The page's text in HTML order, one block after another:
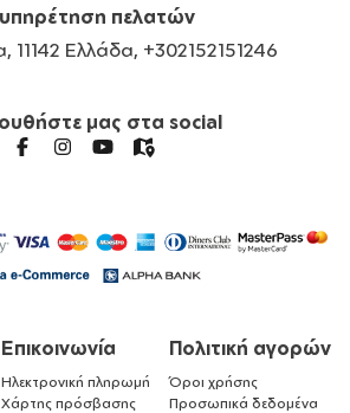
πελατών
11142 Ελλάδα, +302152151246
μας στα social
Επικοινωνία
Ηλεκτρονική πληρωμή
Χάρτης πρόσβασης
Πολιτική αγορών
Όροι χρήσης
Προσωπικά δεδομένα